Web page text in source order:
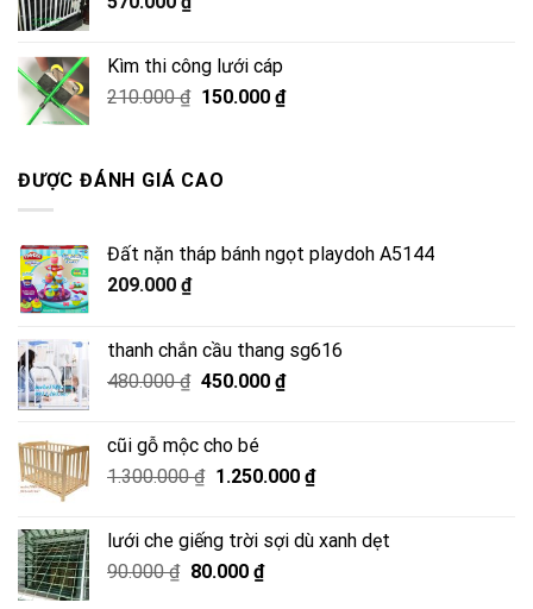
Kìm thi công lưới cáp
210.000₫ Giá
210.000 ₫.
150.000 ₫Giá
ĐƯỢC ĐÁNH GIÁ CAO
Đất nặn tháp bánh ngọt playdoh A5144
209.000 ₫
thanh chắn cầu thang sg616
480.000₫ Giá
480.000 ₫.
450.000 ₫Giá
450.000 ₫.
cũi gỗ mộc cho bé
1.300.000₫ Giá
1.300.000 ₫.
1.250.000 ₫Giá
là:
lưới che giếng trời sợi dù xanh dẹt
90.000₫ Giá
80.000 ₫Giá